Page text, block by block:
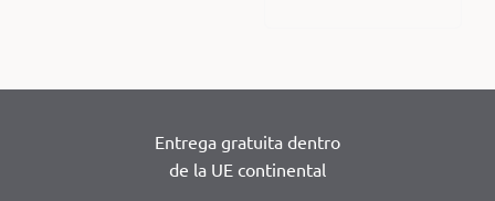
Entrega gratuita dentro
de la UE continental